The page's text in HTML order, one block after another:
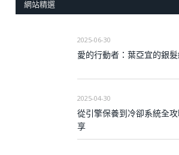
網站精選
2025-06-30
愛的行動者：葉亞宜的銀
2025-04-30
從引擎保養到冷卻系統全
享